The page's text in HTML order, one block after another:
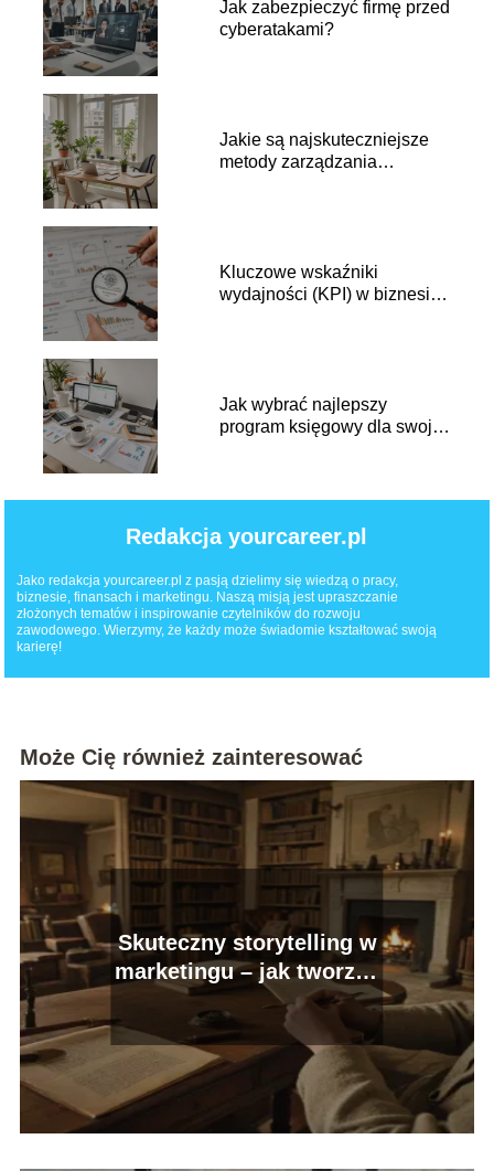
Jak zabezpieczyć firmę przed
cyberatakami?
Jakie są najskuteczniejsze
metody zarządzania
Kluczowe wskaźniki
wydajności (KPI) w biznesie
Jak wybrać najlepszy
program księgowy dla swojej
Redakcja yourcareer.pl
Jako redakcja yourcareer.pl z pasją dzielimy się wiedzą o pracy,
biznesie, finansach i marketingu. Naszą misją jest upraszczanie
złożonych tematów i inspirowanie czytelników do rozwoju
zawodowego. Wierzymy, że każdy może świadomie kształtować swoją
karierę!
Może Cię również zainteresować
Skuteczny storytelling w
marketingu – jak tworzyć
angażujące treści